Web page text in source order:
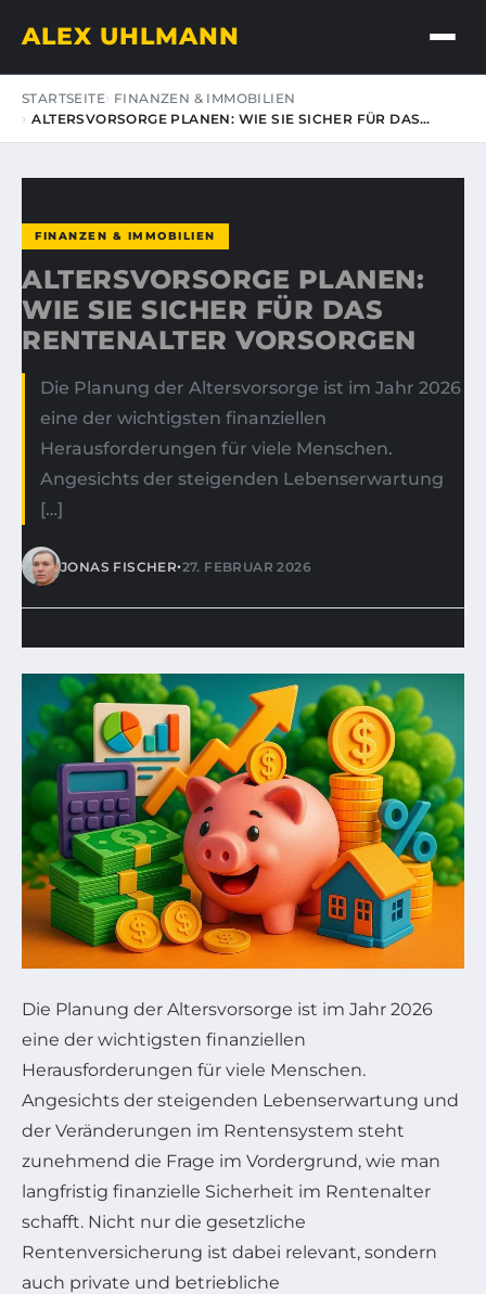
ALEX UHLMANN
STARTSEITE FINANZEN & IMMOBILIEN
ALTERSVORSORGE PLANEN: WIE SIE SICHER FÜR DAS…
FINANZEN & IMMOBILIEN
ALTERSVORSORGE PLANEN:
WIE SIE SICHER FÜR DAS
RENTENALTER VORSORGEN
Die Planung der Altersvorsorge ist im Jahr 2026
eine der wichtigsten finanziellen
Herausforderungen für viele Menschen.
Angesichts der steigenden Lebenserwartung
[…]
JONAS FISCHER•27. FEBRUAR 2026
Die Planung der Altersvorsorge ist im Jahr 2026
eine der wichtigsten finanziellen
Herausforderungen für viele Menschen.
Angesichts der steigenden Lebenserwartung und
der Veränderungen im Rentensystem steht
zunehmend die Frage im Vordergrund, wie man
langfristig finanzielle Sicherheit im Rentenalter
schafft. Nicht nur die gesetzliche
Rentenversicherung ist dabei relevant, sondern
auch private und betriebliche